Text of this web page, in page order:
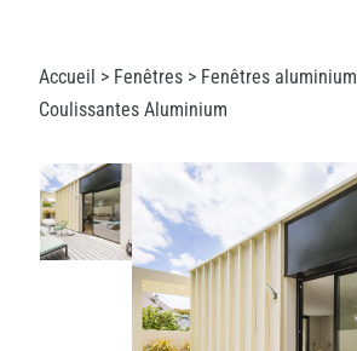
Accueil > Fenêtres > Fenêtres aluminium
Coulissantes Aluminium